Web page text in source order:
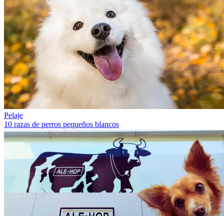
Pelaje
10 razas de perros pequeños blancos